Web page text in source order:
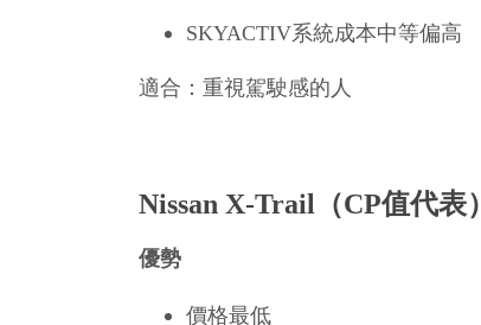
SKYACTIV系統成本中等偏高
適合：重視駕駛感的人
Nissan X-Trail（CP值代表）
優勢
價格最低